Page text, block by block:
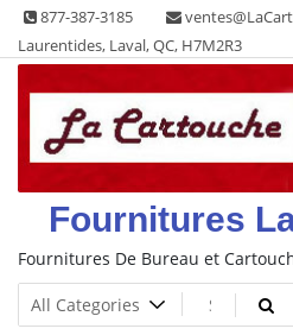
Skip
content
877-387-3185
Laurentides, Laval, QC, H7M2R3
Fournitures
Fournitures De Bureau et